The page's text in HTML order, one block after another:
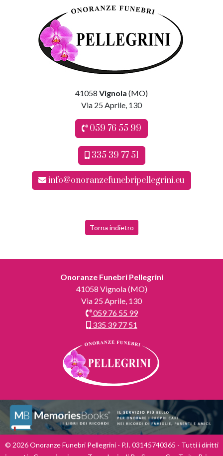
41058 Vignola (MO)
Via 25 Aprile, 130
059 76 55 99
335 39 77 51
info@onoranzefunebripellegrini.eu
Torna indietro
Onoranze Funebri Pellegrini
41058 Vignola (MO)
Via 25 Aprile, 130
059 76 55 99
335 39 77 51
© 2026 Onoranze Funebri Pellegrini - P.I. 03145740365 - Tutti i diritti